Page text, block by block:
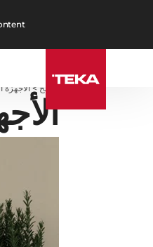
مطبخ >الأجهزة